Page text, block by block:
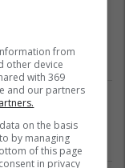
një zgjedhje e
speciale
from
other device
with 369
and our partners
on the basis
by managing
of this page
in privacy